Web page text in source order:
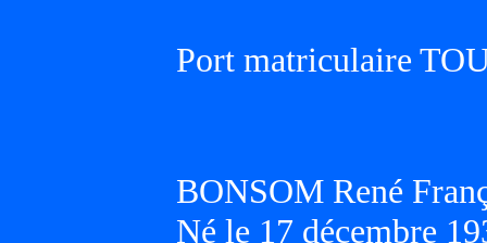
Port matriculaire
BONSOM René
Né le 17 décembre